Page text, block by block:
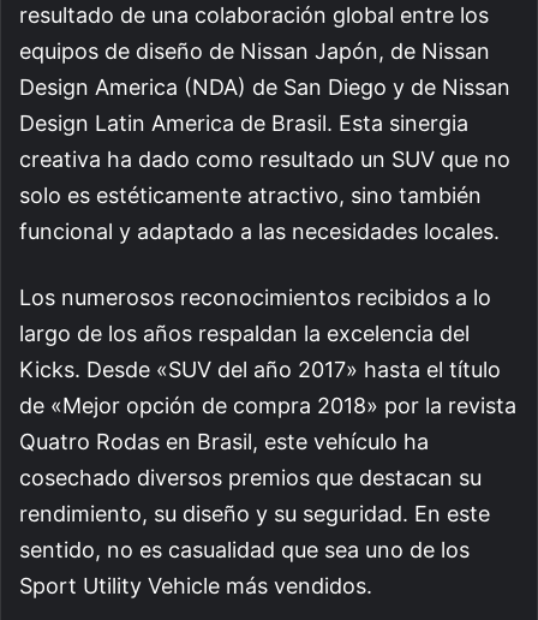
resultado de una colaboración global entre los
equipos de diseño de Nissan Japón, de Nissan
Design America (NDA) de San Diego y de Nissan
Design Latin America de Brasil. Esta sinergia
creativa ha dado como resultado un SUV que no
solo es estéticamente atractivo, sino también
funcional y adaptado a las necesidades locales.
Los numerosos reconocimientos recibidos a lo
largo de los años respaldan la excelencia del
Kicks. Desde «SUV del año 2017» hasta el título
de «Mejor opción de compra 2018» por la revista
Quatro Rodas en Brasil, este vehículo ha
cosechado diversos premios que destacan su
rendimiento, su diseño y su seguridad. En este
sentido, no es casualidad que sea uno de los
Sport Utility Vehicle más vendidos.